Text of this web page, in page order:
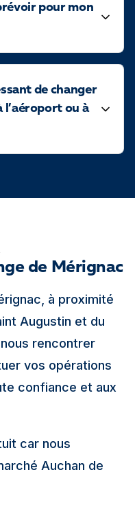
pour mon
de changer
l’aéroport ou à
de Mérignac
à proximité
Augustin et du
rencontrer
vos opérations
confiance et aux
car nous
Auchan de